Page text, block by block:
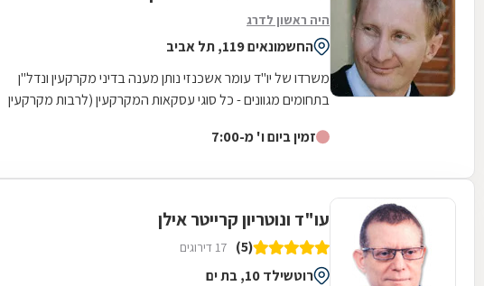
היה ראשון לדרג
החשמונאים 119, תל אביב
משרדו של יו"ד עומר אשכנזי נותן מענה בדיני מקרקעין ונדל"ן
בתחומים מגוונים - כל סוגי עסקאות המקרקעין (לרבות מקרקעין
זמין ביום ו' מ-7:00
עו"ד ונוטריון קרייטר אילן
(5) 17 דירוגים
רוטשילד 10, בת ים